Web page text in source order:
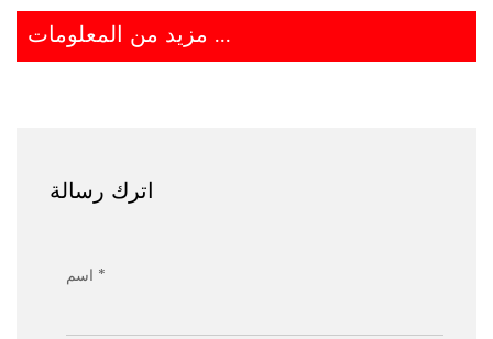
مزيد من المعلومات ...
اترك رسالة
اسم *